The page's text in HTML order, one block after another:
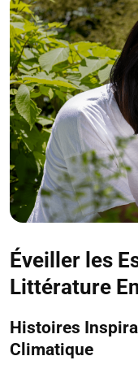
Éveiller les
Littérature
Histoires
Climatique